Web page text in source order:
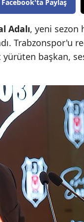
Facebook'ta Paylaş
Adalı, yeni sezon
Trabzonspor'u
başkan,